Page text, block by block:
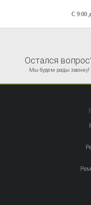
C 9:00
Остался
Мы будем рады звонку!